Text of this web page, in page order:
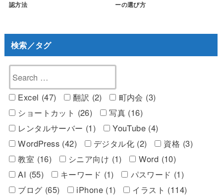
認方法
ーの選び方
検索／タグ
Excel (47) 翻訳 (2)
町内会 (3)
ショートカット (26)
写真 (16)
レンタルサーバー (1)
YouTube (4)
WordPress (42)
デジタル化 (2)
資格 (3)
教室 (16)
シニア向け (1)
Word (10)
AI (55)
キーワード (1)
パスワード (1)
ブログ (65)
iPhone (1)
イラスト (114)